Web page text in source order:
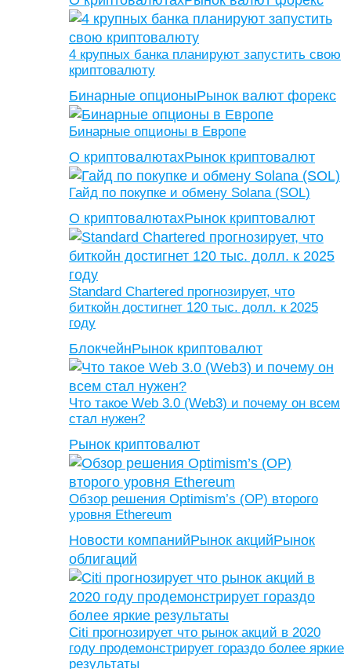
4 крупных банка планируют запустить свою
криптовалюту
Бинарные опционыРынок валют форекс
Бинарные опционы в Европе
О криптовалютахРынок криптовалют
Гайд по покупке и обмену Solana (SOL)
О криптовалютахРынок криптовалют
Standard Chartered прогнозирует, что
биткойн достигнет 120 тыс. долл. к 2025
году
БлокчейнРынок криптовалют
Что такое Web 3.0 (Web3) и почему он всем
стал нужен?
Рынок криптовалют
Обзор решения Optimism’s (OP) второго
уровня Ethereum
Новости компанийРынок акцийРынок
облигаций
Citi прогнозирует что рынок акций в 2020
году продемонстрирует гораздо более яркие
результаты